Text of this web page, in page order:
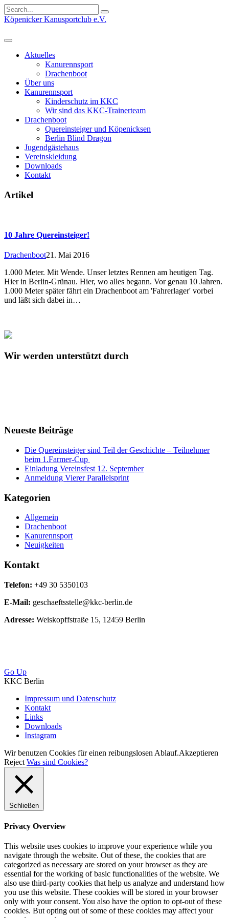
Search
for:
Köpenicker Kanusportclub e.V.
Aktuelles
Kanurennsport
Drachenboot
Über uns
Kanurennsport
Kinderschutz im KKC
Wir sind das KKC-Trainerteam
Drachenboot
Quereinsteiger und Köpenicksen
Berlin Blind Dragon
Jugendgästehaus
Vereinskleidung
Downloads
Kontakt
Artikel
10 Jahre Quereinsteiger!
Drachenboot21. Mai 2016
1.000 Meter. Mit Wende. Unser letztes Rennen am heutigen Tag.
Hier in Berlin-Grünau. Hier, wo alles begann. Vor genau 10 Jahren.
1.000 Meter später fährt ein Drachenboot am 'Fahrerlager' vorbei
und läßt sich dabei in…
Wir werden unterstützt durch
Neueste Beiträge
Die Quereinsteiger sind Teil der Geschichte – Teilnehmer
beim 1.Farmer-Cup
Einladung Vereinsfest 12. September
Anmeldung Vierer Parallelsprint
Kategorien
Allgemein
Drachenboot
Kanurennsport
Neuigkeiten
Kontakt
Telefon: +49 30 5350103
E-Mail: geschaeftsstelle@kkc-berlin.de
Adresse: Weiskopffstraße 15, 12459 Berlin
Go Up
KKC Berlin
Impressum und Datenschutz
Kontakt
Links
Downloads
Instagram
Wir benutzen Cookies für einen reibungslosen Ablauf.Akzeptieren
Reject Was sind Cookies?
Schließen
Privacy Overview
This website uses cookies to improve your experience while you
navigate through the website. Out of these, the cookies that are
categorized as necessary are stored on your browser as they are
essential for the working of basic functionalities of the website. We
also use third-party cookies that help us analyze and understand how
you use this website. These cookies will be stored in your browser
only with your consent. You also have the option to opt-out of these
cookies. But opting out of some of these cookies may affect your